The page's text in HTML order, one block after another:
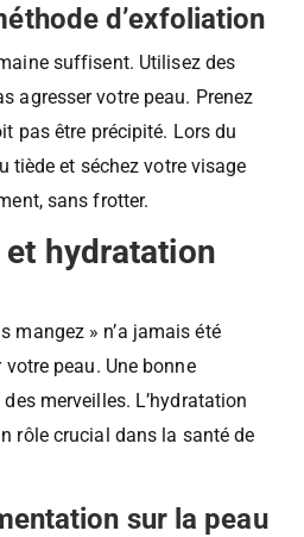
d’exfoliation
suffisent. Utilisez des
agresser votre peau. Prenez
pas être précipité. Lors du
tiède et séchez votre visage
sans frotter.
hydratation
mangez » n’a jamais été
peau. Une bonne
merveilles. L’hydratation
rôle crucial dans la santé de
sur la peau